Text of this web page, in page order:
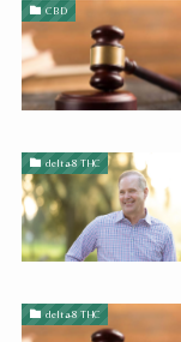
CBD
delta-8 THC
delta-8 THC